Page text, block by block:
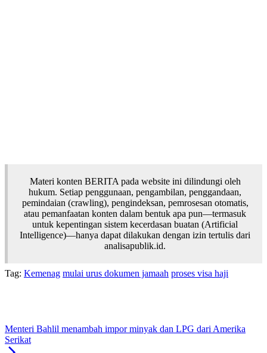
Materi konten BERITA pada website ini dilindungi oleh
hukum. Setiap penggunaan, pengambilan, penggandaan,
pemindaian (crawling), pengindeksan, pemrosesan otomatis,
atau pemanfaatan konten dalam bentuk apa pun—termasuk
untuk kepentingan sistem kecerdasan buatan (Artificial
Intelligence)—hanya dapat dilakukan dengan izin tertulis dari
analisapublik.id.
Tag: Kemenag mulai urus dokumen jamaah proses visa haji
Menteri Bahlil menambah impor minyak dan LPG dari Amerika
Serikat